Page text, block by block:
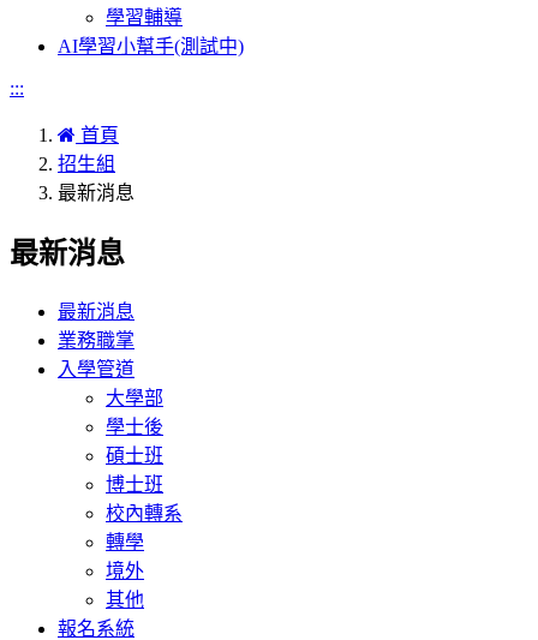
學習輔導
AI學習小幫手(測試中)
:::
首頁
招生組
最新消息
最新消息
最新消息
業務職掌
入學管道
大學部
學士後
碩士班
博士班
校內轉系
轉學
境外
其他
報名系統